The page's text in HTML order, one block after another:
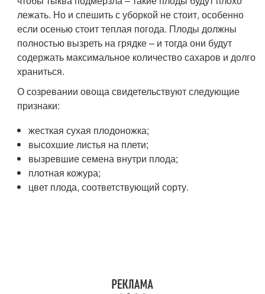
лежать. Но и спешить с уборкой не стоит, особенно
если осенью стоит теплая погода. Плоды должны
полностью вызреть на грядке – и тогда они будут
содержать максимальное количество сахаров и долго
храниться.
О созревании овоща свидетельствуют следующие
признаки:
жесткая сухая плодоножка;
высохшие листья на плети;
вызревшие семена внутри плода;
плотная кожура;
цвет плода, соответствующий сорту.